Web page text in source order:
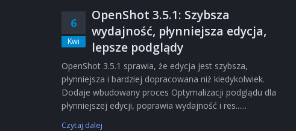
6
Kwi
OpenShot 3.5.1: Szybsza
wydajność, płynniejsza edycja,
lepsze podglądy
OpenShot 3.5.1 sprawia, że edycja jest szybsza,
płynniejsza i bardziej dopracowana niż kiedykolwiek.
Dodaje wbudowany proces Optymalizacji podglądu dla
płynniejszej edycji, poprawia wydajność i res......
Czytaj dalej